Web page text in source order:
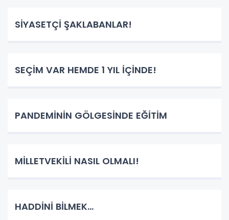
SİYASETÇİ ŞAKLABANLAR!
SEÇİM VAR HEMDE 1 YIL İÇİNDE!
PANDEMİNİN GÖLGESİNDE EĞİTİM
MİLLETVEKİLİ NASIL OLMALI!
HADDİNİ BİLMEK...